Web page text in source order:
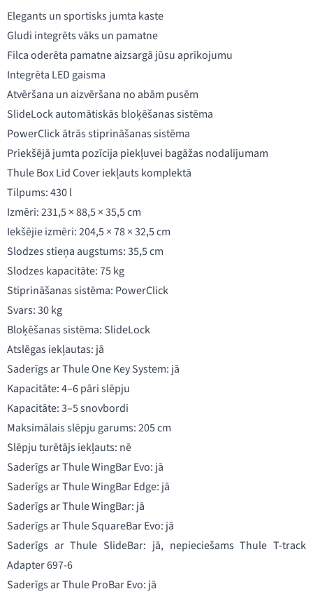
Elegants un sportisks jumta kaste
Gludi integrēts vāks un pamatne
Filca oderēta pamatne aizsargā jūsu aprīkojumu
Integrēta LED gaisma
Atvēršana un aizvēršana no abām pusēm
SlideLock automātiskās bloķēšanas sistēma
PowerClick ātrās stiprināšanas sistēma
Priekšējā jumta pozīcija piekļuvei bagāžas nodalījumam
Thule Box Lid Cover iekļauts komplektā
Tilpums: 430 l
Izmēri: 231,5 × 88,5 × 35,5 cm
Iekšējie izmēri: 204,5 × 78 × 32,5 cm
Slodzes stieņa augstums: 35,5 cm
Slodzes kapacitāte: 75 kg
Stiprināšanas sistēma: PowerClick
Svars: 30 kg
Bloķēšanas sistēma: SlideLock
Atslēgas iekļautas: jā
Saderīgs ar Thule One Key System: jā
Kapacitāte: 4–6 pāri slēpju
Kapacitāte: 3–5 snovbordi
Maksimālais slēpju garums: 205 cm
Slēpju turētājs iekļauts: nē
Saderīgs ar Thule WingBar Evo: jā
Saderīgs ar Thule WingBar Edge: jā
Saderīgs ar Thule WingBar: jā
Saderīgs ar Thule SquareBar Evo: jā
Saderīgs ar Thule SlideBar: jā, nepieciešams Thule T-track
Adapter 697-6
Saderīgs ar Thule ProBar Evo: jā